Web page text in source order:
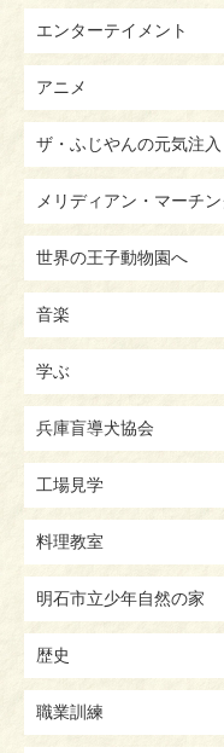
エンターテイメント
アニメ
ザ・ふじやんの元気注入
メリディアン・マーチ
世界の王子動物園へ
音楽
学ぶ
兵庫盲導犬協会
工場見学
料理教室
明石市立少年自然の家
歴史
職業訓練